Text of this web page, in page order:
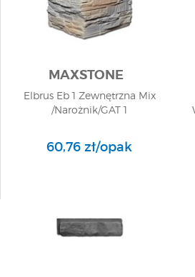
MAXSTONE
Elbrus Eb 1 Zewnętrzna Mix
/Narożnik/GAT 1
60,76 zł/opak